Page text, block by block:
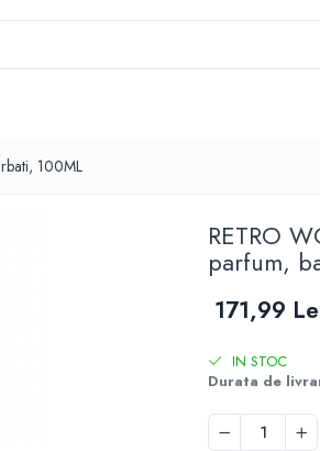
100ML
RETRO
parfum,
171,99
IN STOC
Durata de